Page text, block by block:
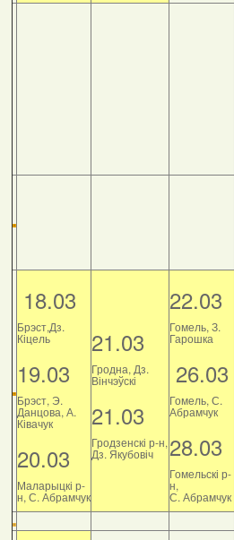
18.03
Брэст,Дз.
Кіцель
19.03
Брэст, Э.
Данцова, А.
Ківачук
20.03
Маларыцкі р-
н, С. Абрамчук
21.03
Гродна, Дз.
Вінчэўскі
21.03
Гродзенскі р-н,
Дз. Якубовіч
22.03
Гомель, З.
Гарошка
26.03
Гомель, С.
Абрамчук
28.03
Гомельскі р-
н,
С. Абрамчук